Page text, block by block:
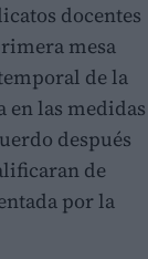
docentes
mesa
de la
en las medidas
después
de
por la